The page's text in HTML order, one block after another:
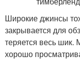
Широкие джинсы
закрывается для
теряется весь шик.
хорошо